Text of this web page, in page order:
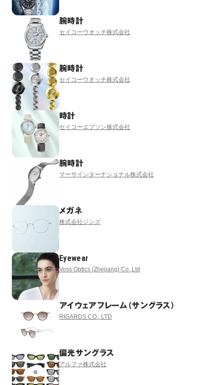
腕時計
セイコーウオッチ株式会社
腕時計
セイコーウオッチ株式会社
時計
セイコーエプソン株式会社
腕時計
マーサインターナショナル株式会社
メガネ
株式会社ジンズ
Eyewear
Voss Optics (Zhejiang) Co.,Ltd
アイウェアフレーム（サングラス）
RIGARDS CO., LTD
偏光サングラス
アルファ株式会社